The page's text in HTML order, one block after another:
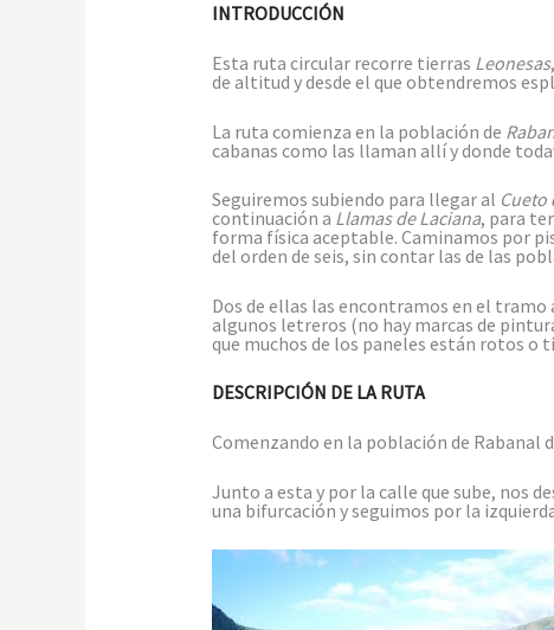
INTRODUCCIÓN
Esta ruta circular recorre tierras Leonesas
de altitud y desde el que obtendremos
La ruta comienza en la población de
cabanas como las llaman allí y donde
Seguiremos subiendo para llegar al Cueto
continuación a Llamas de Laciana, para
forma física aceptable. Caminamos por
del orden de seis, sin contar las de las
Dos de ellas las encontramos en el tramo
algunos letreros (no hay marcas de
que muchos de los paneles están rotos o
DESCRIPCIÓN DE LA RUTA
Comenzando en la población de Rabanal
Junto a esta y por la calle que sube, nos
una bifurcación y seguimos por la